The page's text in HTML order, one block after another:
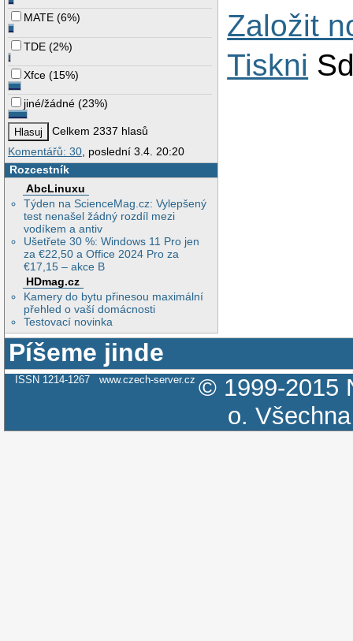
MATE (6%)
TDE (2%)
Xfce (15%)
jiné/žádné (23%)
Celkem 2337 hlasů
Komentářů: 30 , poslední 3.4. 20:20
Rozcestník
AbcLinuxu
Týden na ScienceMag.cz: Vylepšený
test nenašel žádný rozdíl mezi
vodíkem a antiv
Ušetřete 30 %: Windows 11 Pro jen
za €22,50 a Office 2024 Pro za
€17,15 – akce B
HDmag.cz
Kamery do bytu přinesou maximální
přehled o vaší domácnosti
Testovací novinka
Založit
Tiskni
Píšeme jinde
ISSN 1214-1267 www.czech-server.cz © 1999-2015
o.